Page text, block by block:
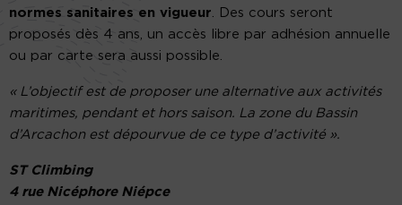
normes sanitaires en vigueur. Des cours seront
proposés dès 4 ans, un accès libre par adhésion annuelle
ou par carte sera aussi possible.
« L’objectif est de proposer une alternative aux activités
maritimes, pendant et hors saison. La zone du Bassin
d’Arcachon est dépourvue de ce type d’activité ».
ST Climbing
4 rue Nicéphore Niépce